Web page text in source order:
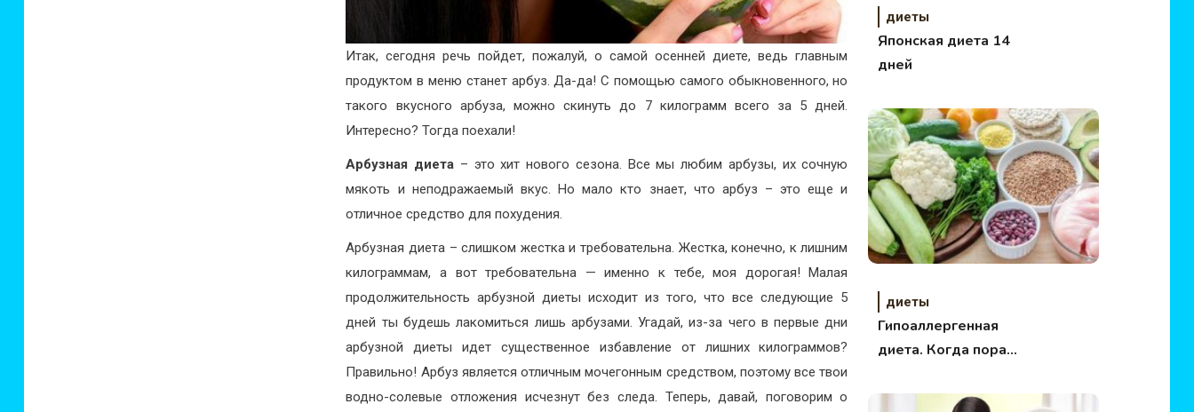
Итак, сегодня речь пойдет, пожалуй, о самой осенней диете, ведь главным
продуктом в меню станет арбуз. Да-да! С помощью самого обыкновенного, но
такого вкусного арбуза, можно скинуть до 7 килограмм всего за 5 дней.
Интересно? Тогда поехали!
Арбузная диета – это хит нового сезона. Все мы любим арбузы, их сочную
мякоть и неподражаемый вкус. Но мало кто знает, что арбуз – это еще и
отличное средство для похудения.
Арбузная диета – слишком жестка и требовательна. Жестка, конечно, к лишним
килограммам, а вот требовательна — именно к тебе, моя дорогая! Малая
продолжительность арбузной диеты исходит из того, что все следующие 5
дней ты будешь лакомиться лишь арбузами. Угадай, из-за чего в первые дни
арбузной диеты идет существенное избавление от лишних килограммов?
Правильно! Арбуз является отличным мочегонным средством, поэтому все твои
водно-солевые отложения исчезнут без следа. Теперь, давай, поговорим о
диеты
Японская диета 14
дней
диеты
Гипоаллергенная
диета. Когда пора